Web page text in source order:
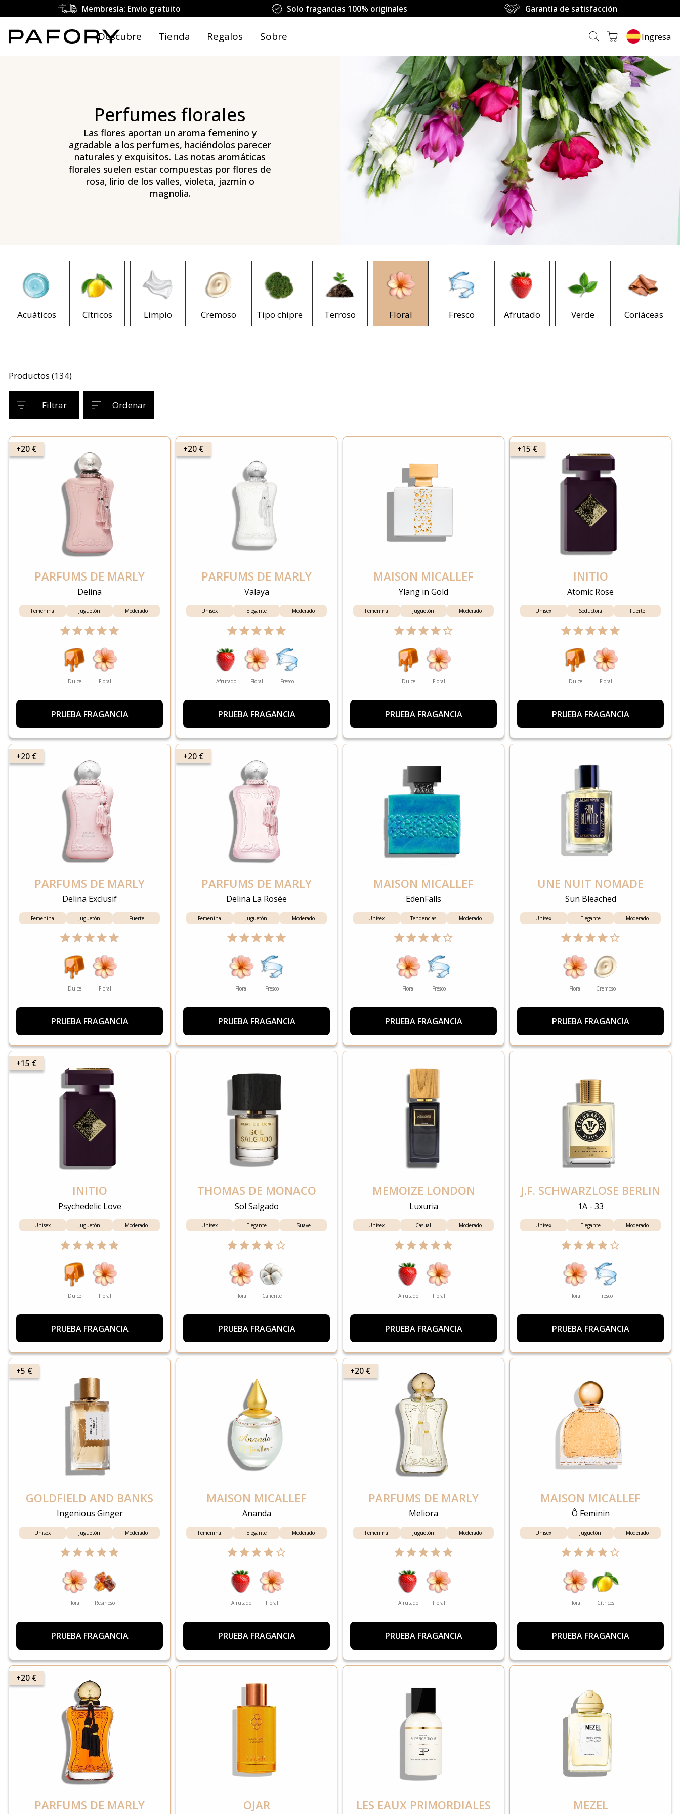
Membresía: Envío gratuito Solo fragancias 100% originales Garantía de satisfacción
Descubre Tienda Regalos Sobre Ingresa
Perfumes florales
Las flores aportan un aroma femenino y
agradable a los perfumes, haciéndolos parecer
naturales y exquisitos. Las notas aromáticas
florales suelen estar compuestas por flores de
rosa, lirio de los valles, violeta, jazmín o
magnolia.
Acuáticos Cítricos Limpio Cremoso Tipo chipre Terroso Floral Fresco Afrutado Verde Coriáceas
Productos (134)
Filtrar Ordenar
+20 €
PARFUMS DE MARLY
Delina
Femenina Juguetón Moderado
Dulce Floral
PRUEBA FRAGANCIA
+20 €
PARFUMS DE MARLY
Valaya
Unisex Elegante Moderado
Afrutado Floral Fresco
PRUEBA FRAGANCIA
MAISON MICALLEF
Ylang in Gold
Femenina Juguetón Moderado
Dulce Floral
PRUEBA FRAGANCIA
+15 €
INITIO
Atomic Rose
Unisex Seductora Fuerte
Dulce Floral
PRUEBA FRAGANCIA
+20 €
PARFUMS DE MARLY
Delina Exclusif
Femenina Juguetón Fuerte
Dulce Floral
PRUEBA FRAGANCIA
+20 €
PARFUMS DE MARLY
Delina La Rosée
Femenina Juguetón Moderado
Floral Fresco
PRUEBA FRAGANCIA
MAISON MICALLEF
EdenFalls
Unisex Tendencias Moderado
Floral Fresco
PRUEBA FRAGANCIA
UNE NUIT NOMADE
Sun Bleached
Unisex Elegante Moderado
Floral Cremoso
PRUEBA FRAGANCIA
+15 €
INITIO
Psychedelic Love
Unisex Juguetón Moderado
Dulce Floral
PRUEBA FRAGANCIA
THOMAS DE MONACO
Sol Salgado
Unisex Elegante Suave
Floral Caliente
PRUEBA FRAGANCIA
MEMOIZE LONDON
Luxuria
Unisex Casual Moderado
Afrutado Floral
PRUEBA FRAGANCIA
J.F. SCHWARZLOSE BERLIN
1A - 33
Unisex Elegante Moderado
Floral Fresco
PRUEBA FRAGANCIA
+5 €
GOLDFIELD AND BANKS
Ingenious Ginger
Unisex Juguetón Moderado
Floral Resinoso
PRUEBA FRAGANCIA
MAISON MICALLEF
Ananda
Femenina Elegante Moderado
Afrutado Floral
PRUEBA FRAGANCIA
+20 €
PARFUMS DE MARLY
Meliora
Femenina Juguetón Moderado
Afrutado Floral
PRUEBA FRAGANCIA
MAISON MICALLEF
Ô Feminin
Unisex Juguetón Moderado
Floral Cítricos
PRUEBA FRAGANCIA
+20 €
PARFUMS DE MARLY OJAR LES EAUX PRIMORDIALES MEZEL
Comprar perfumes florales online | PAFORY